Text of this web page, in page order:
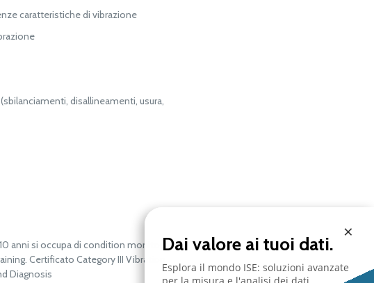
caratteristiche di vibrazione
disallineamenti, usura,
anni si occupa di condition monitoring e
Certificato Category III Vibration
Diagnosis
×
Dai valore ai tuoi dati.
Esplora il mondo ISE: soluzioni avanzate
per la misura e l'analisi dei dati.